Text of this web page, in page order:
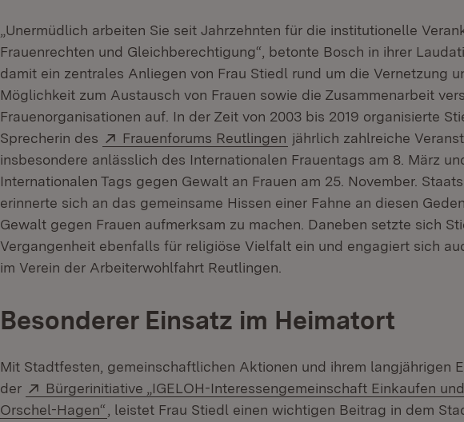
„Unermüdlich arbeiten Sie seit Jahrzehnten für die institutionelle
Frauenrechten und Gleichberechtigung“, betonte Bosch in ihrer
damit ein zentrales Anliegen von Frau Stiedl rund um die Vernetzung
Möglichkeit zum Austausch von Frauen sowie die Zusammenarbeit
Frauenorganisationen auf. In der Zeit von 2003 bis 2019 organisierte
Sprecherin des
Extern:
Frauenforums Reutlingen (Öffnet in neuem Fenster)
jährlich zahlreiche
insbesondere anlässlich des Internationalen Frauentags am 8. März
Internationalen Tags gegen Gewalt an Frauen am 25. November.
erinnerte sich an das gemeinsame Hissen einer Fahne an diesen
Gewalt gegen Frauen aufmerksam zu machen. Daneben setzte sich
Vergangenheit ebenfalls für religiöse Vielfalt ein und engagiert sich
im Verein der Arbeiterwohlfahrt Reutlingen.
Besonderer Einsatz im Heimatort
Mit Stadtfesten, gemeinschaftlichen Aktionen und ihrem langjährigen
der
Extern:
Bürgerinitiative „IGELOH-Interessengemeinschaft Einkaufen
Orschel-Hagen“ (Öffnet in neuem Fenster)
, leistet Frau Stiedl einen wichtigen Beitrag in dem